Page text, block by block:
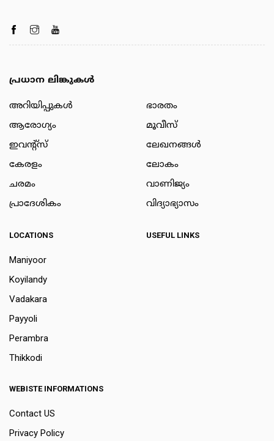
പ്രധാന ലിങ്കുകൾ
അറിയിപ്പുകള്‍
ആരോഗ്യം
ഇവന്റ്സ്
കേരളം
ചരമം
പ്രാദേശികം
ഭാരതം
മൂവീസ്
ലേഖനങ്ങള്‍
ലോകം
വാണിജ്യം
വിദ്യാഭ്യാസം
LOCATIONS
Maniyoor
Koyilandy
Vadakara
Payyoli
Perambra
Thikkodi
USEFUL LINKS
WEBISTE INFORMATIONS
Contact US
Privacy Policy